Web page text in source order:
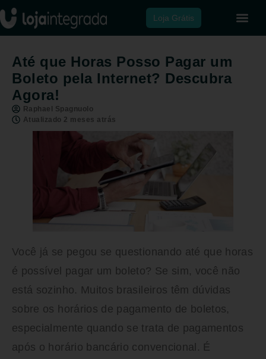
Loja Grátis
Até que Horas Posso Pagar um
Boleto pela Internet? Descubra
Agora!
Raphael Spagnuolo
Atualizado 2 meses atrás
Você já se pegou se questionando até que horas
é possível pagar um boleto? Se sim, você não
está sozinho. Muitos brasileiros têm dúvidas
sobre os horários de pagamento de boletos,
especialmente quando se trata de pagamentos
após o horário bancário convencional. É